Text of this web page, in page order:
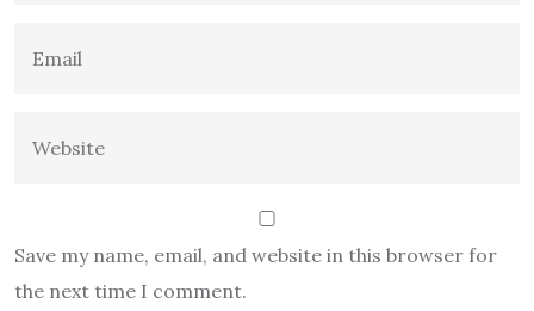
Save my name, email, and website in this browser for
the next time I comment.